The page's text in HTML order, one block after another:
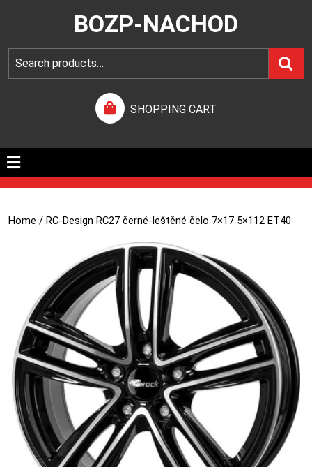
BOZP-NACHOD
SHOPPING CART
Home / RC-Design RC27 černé-leštěné čelo 7×17 5×112 ET40